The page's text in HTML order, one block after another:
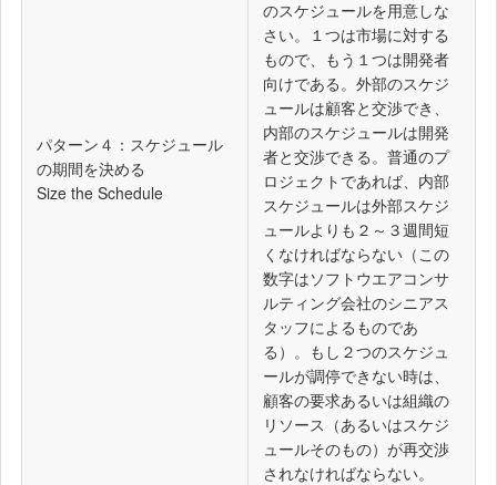
パターン４：スケジュール
の期間を決める
Size the Schedule
のスケジュールを用意しな
さい。１つは市場に対する
もので、もう１つは開発者
向けである。外部のスケジ
ュールは顧客と交渉でき、
内部のスケジュールは開発
者と交渉できる。普通のプ
ロジェクトであれば、内部
スケジュールは外部スケジ
ュールよりも２～３週間短
くなければならない（この
数字はソフトウエアコンサ
ルティング会社のシニアス
タッフによるものであ
る）。もし２つのスケジュ
ールが調停できない時は、
顧客の要求あるいは組織の
リソース（あるいはスケジ
ュールそのもの）が再交渉
されなければならない。